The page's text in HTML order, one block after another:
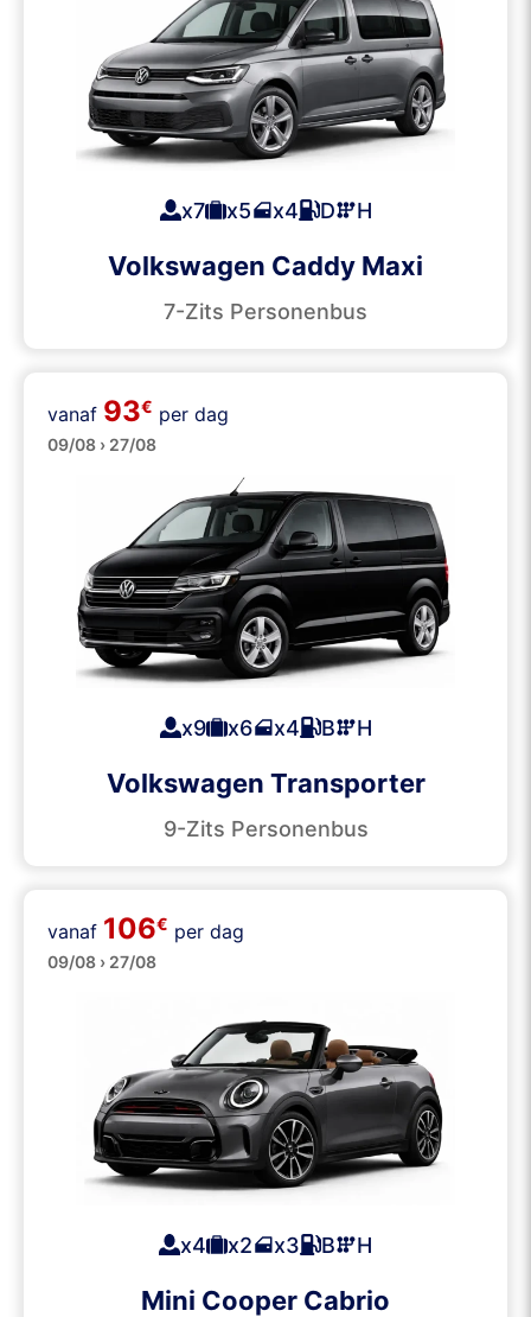
x7 x5 x4 D H
Volkswagen Caddy Maxi
7-Zits Personenbus
Personenbusjes
vanaf 93€ per dag
09/08 › 27/08
x9 x6 x4 B H
Volkswagen Transporter
9-Zits Personenbus
Cabrio’s
vanaf 106€ per dag
09/08 › 27/08
x4 x2 x3 B H
Mini Cooper Cabrio